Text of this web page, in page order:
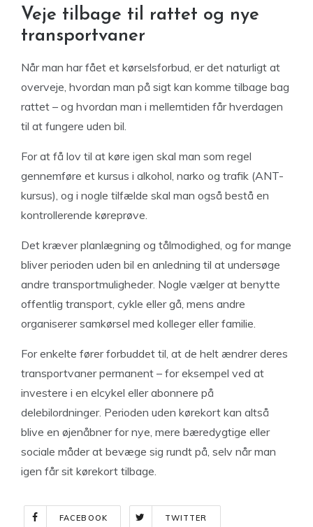
Veje tilbage til rattet og nye
transportvaner
Når man har fået et kørselsforbud, er det naturligt at
overveje, hvordan man på sigt kan komme tilbage bag
rattet – og hvordan man i mellemtiden får hverdagen
til at fungere uden bil.
For at få lov til at køre igen skal man som regel
gennemføre et kursus i alkohol, narko og trafik (ANT-
kursus), og i nogle tilfælde skal man også bestå en
kontrollerende køreprøve.
Det kræver planlægning og tålmodighed, og for mange
bliver perioden uden bil en anledning til at undersøge
andre transportmuligheder. Nogle vælger at benytte
offentlig transport, cykle eller gå, mens andre
organiserer samkørsel med kolleger eller familie.
For enkelte fører forbuddet til, at de helt ændrer deres
transportvaner permanent – for eksempel ved at
investere i en elcykel eller abonnere på
delebilordninger. Perioden uden kørekort kan altså
blive en øjenåbner for nye, mere bæredygtige eller
sociale måder at bevæge sig rundt på, selv når man
igen får sit kørekort tilbage.
FACEBOOK TWITTER